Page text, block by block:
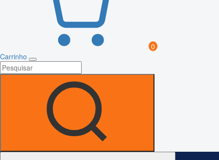
0
Carrinho